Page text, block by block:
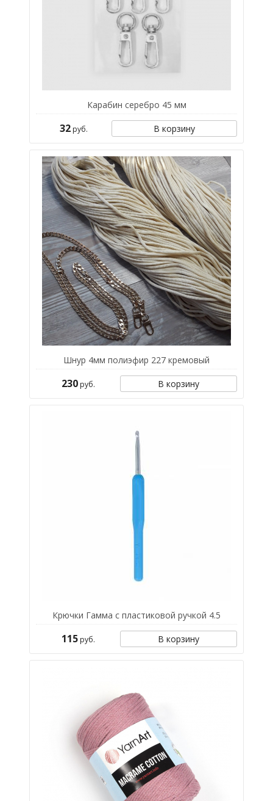
Карабин серебро 45 мм
32 руб. В корзину
Шнур 4мм полиэфир 227 кремовый
230руб. В корзину
Крючки Гамма с пластиковой ручкой 4.5
115руб. В корзину